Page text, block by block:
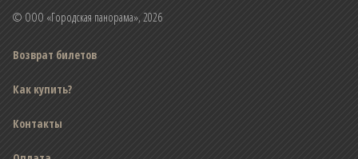
© ООО «Городская панорама», 2026
Возврат билетов
Как купить?
Контакты